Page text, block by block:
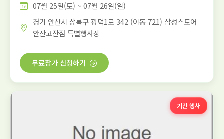
07월 25일(토) ~ 07월 26일(일)
경기 안산시 상록구 광덕1로 342 (이동 721) 삼성스토어
안산고잔점 특별행사장
무료참가 신청하기
기간 행사